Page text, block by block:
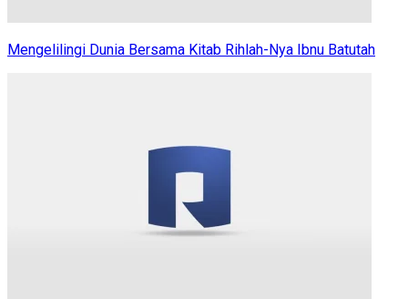
Mengelilingi Dunia Bersama Kitab Rihlah-Nya Ibnu Batutah